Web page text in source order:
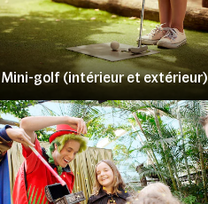
Mini-golf (intérieur et extérieur)